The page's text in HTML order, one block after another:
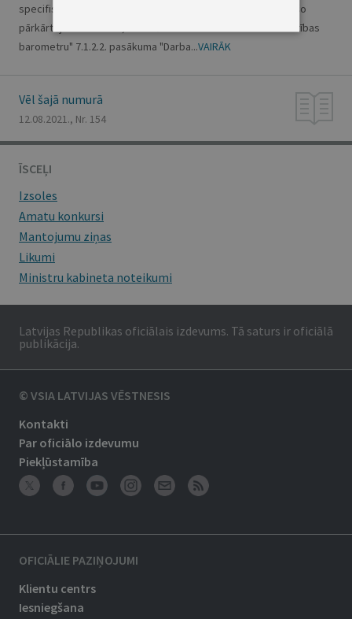
specifiskā atbalsta mērķa "Izveidot Darba tirgus apsteidzošo
pārkārtojumu sistēmu, nodrošinot tās sasaisti ar Nodarbinātības
barometru" 7.1.2.2. pasākuma "Darba...VAIRĀK
Vēl šajā numurā
12.08.2021., Nr. 154
ĪSCEĻI
Izsoles
Amatu konkursi
Mantojumu ziņas
Likumi
Ministru kabineta noteikumi
Latvijas Republikas oficiālais izdevums. Tā saturs ir oficiālā
publikācija.
© VSIA LATVIJAS VĒSTNESIS
Kontakti
Par oficiālo izdevumu
Piekļūstamība
OFICIĀLIE PAZIŅOJUMI
Klientu centrs
Iesniegšana